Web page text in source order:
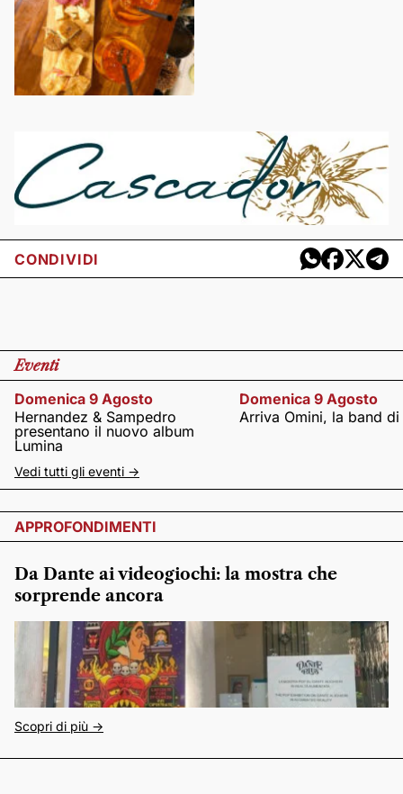
CONDIVIDI
Eventi
Domenica 9 Agosto
Hernandez & Sampedro
presentano il nuovo album
Lumina
Domenica 9 Agosto
Arriva Omini, la band
Vedi tutti gli eventi ->
APPROFONDIMENTI
Da Dante ai videogiochi: la mostra che
sorprende ancora
Scopri di più ->